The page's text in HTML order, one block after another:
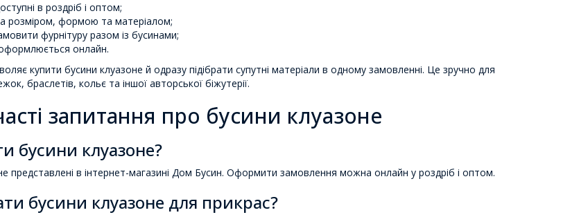
в роздріб і оптом;
розміром, формою та матеріалом;
фурнітуру разом із бусинами;
онлайн.
купити бусини клуазоне й одразу підібрати супутні матеріали в одному замовленні. Це зручно для
браслетів, кольє та іншої авторської біжутерії.
запитання про бусини клуазоне
бусини клуазоне?
представлені в інтернет-магазині Дом Бусин. Оформити замовлення можна онлайн у роздріб і оптом.
бусини клуазоне для прикрас?